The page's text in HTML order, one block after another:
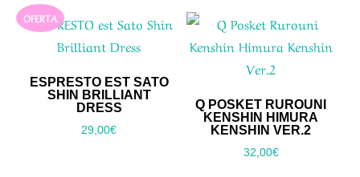
35,00€. 29,00€.
OFERTA
ESPRESTO EST SATO
SHIN BRILLIANT
DRESS
29,00€
Q POSKET RUROUNI
KENSHIN HIMURA
KENSHIN VER.2
32,00€